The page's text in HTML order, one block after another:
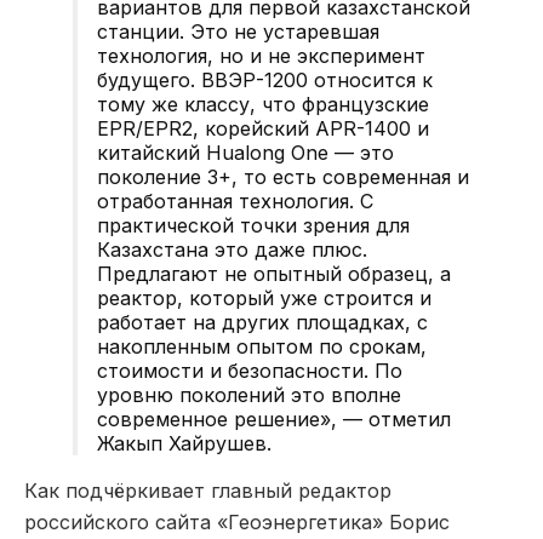
вариантов для первой казахстанской
станции. Это не устаревшая
технология, но и не эксперимент
будущего. ВВЭР-1200 относится к
тому же классу, что французские
EPR/EPR2, корейский APR-1400 и
китайский Hualong One — это
поколение 3+, то есть современная и
отработанная технология. С
практической точки зрения для
Казахстана это даже плюс.
Предлагают не опытный образец, а
реактор, который уже строится и
работает на других площадках, с
накопленным опытом по срокам,
стоимости и безопасности. По
уровню поколений это вполне
современное решение», — отметил
Жакып Хайрушев.
Как подчёркивает главный редактор
российского сайта «Геоэнергетика» Борис